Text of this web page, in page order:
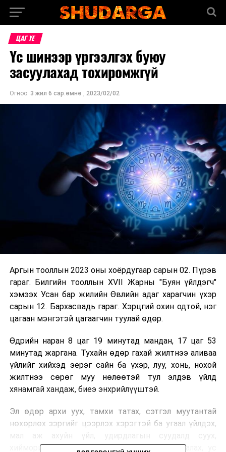
ЦАГ ҮЕ
Үс шинээр үргээлгэх буюу
засуулахад тохиромжгүй
Огноо: 3 жил 6 сар.өмнө , 2023/02/02
Аргын тооллын 2023 оны хоёрдугаар сарын 02. Пүрэв
гараг. Билгийн тооллын XVII Жарны "Буян үйлдэгч"
хэмээх Усан бар жилийн Өвлийн адаг харагчин үхэр
сарын 12. Бархасвадь гараг. Хэрцгий охин одтой, нэг
цагаан мэнгэтэй цагаагчин туулай өдөр.
Өдрийн наран 8 цаг 19 минутад мандан, 17 цаг 53
минутад жаргана. Тухайн өдөр гахай жилтнээ аливаа
үйлийг хийхэд эерэг сайн ба үхэр, луу, хонь, нохой
жилтнээ сөрөг муу нөлөөтэй тул элдэв үйлд
хянамгай хандаж, биеэ энхрийлүүштэй.
Эл өдөр архи уух, тамхи татах, сэтгэл муутантай
нөхөрлөх зэргийг цээрлэх хэрэгтэй ба угаал үйлдэх,
хийморийн дарцаг хатгахад сайн. Газар хагалах, ус